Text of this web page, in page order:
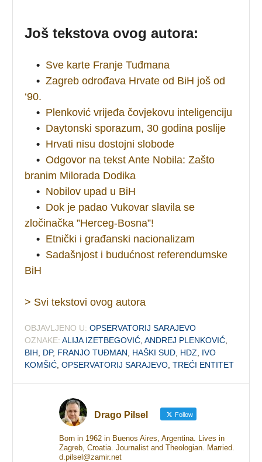
Još tekstova ovog autora:
• Sve karte Franje Tuđmana
• Zagreb odrođava Hrvate od BiH još od
‘90.
• Plenković vrijeđa čovjekovu inteligenciju
• Daytonski sporazum, 30 godina poslije
• Hrvati nisu dostojni slobode
• Odgovor na tekst Ante Nobila: Zašto
branim Milorada Dodika
• Nobilov upad u BiH
• Dok je padao Vukovar slavila se
zločinačka ”Herceg-Bosna”!
• Etnički i građanski nacionalizam
• Sadašnjost i budućnost referendumske
BiH
> Svi tekstovi ovog autora
OBJAVLJENO U: OPSERVATORIJ SARAJEVO
OZNAKE: ALIJA IZETBEGOVIĆ ,ANDREJ PLENKOVIĆ
BIH
DP, FRANJO TUĐMAN HAŠKI SUD HDZ
IVO
KOMŠIĆ ,OPSERVATORIJ SARAJEVO ,TREĆI ENTITET
Drago Pilsel Follow
Born in 1962 in Buenos Aires, Argentina. Lives in
Zagreb, Croatia. Journalist and Theologian. Married.
d.pilsel@zamir.net